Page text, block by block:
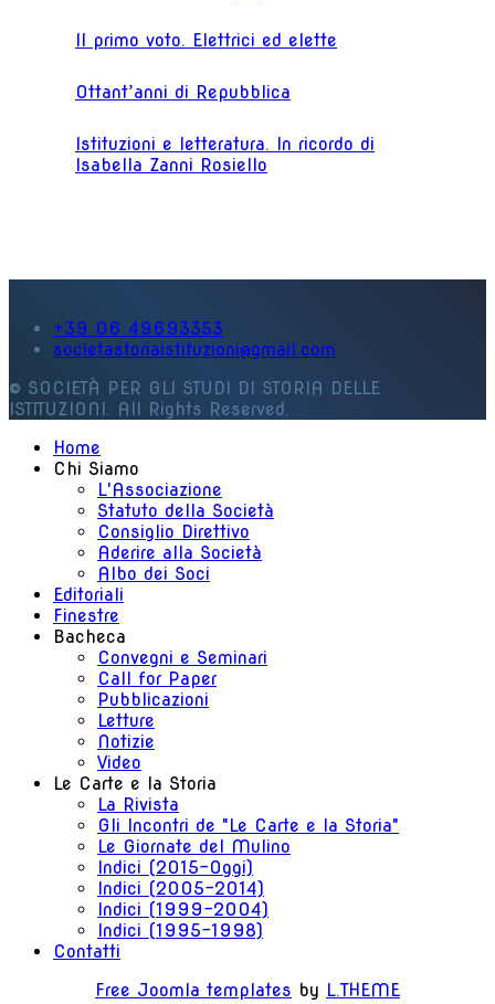
Il primo voto. Elettrici ed elette
Ottant’anni di Repubblica
Istituzioni e letteratura. In ricordo di
Isabella Zanni Rosiello
+39 06 49693353
societastoriaistituzioni@gmail.com
© SOCIETÀ PER GLI STUDI DI STORIA DELLE
ISTITUZIONI. All Rights Reserved.
Home
Chi Siamo
L'Associazione
Statuto della Società
Consiglio Direttivo
Aderire alla Società
Albo dei Soci
Editoriali
Finestre
Bacheca
Convegni e Seminari
Call for Paper
Pubblicazioni
Letture
Notizie
Video
Le Carte e la Storia
La Rivista
Gli Incontri de "Le Carte e la Storia"
Le Giornate del Mulino
Indici (2015-Oggi)
Indici (2005-2014)
Indici (1999-2004)
Indici (1995-1998)
Contatti
Free Joomla templates by L.THEME